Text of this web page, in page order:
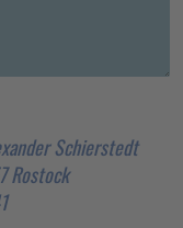
Schierstedt
Rostock